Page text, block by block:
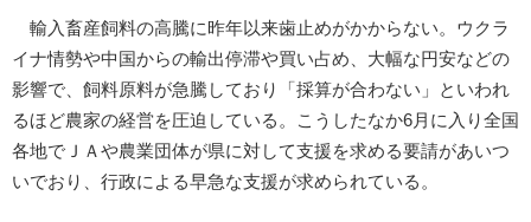
輸入畜産飼料の高騰に昨年以来歯止めがかからない。ウクラ
イナ情勢や中国からの輸出停滞や買い占め、大幅な円安などの
影響で、飼料原料が急騰しており「採算が合わない」といわれ
るほど農家の経営を圧迫している。こうしたなか6月に入り全国
各地でＪＡや農業団体が県に対して支援を求める要請があいつ
いでおり、行政による早急な支援が求められている。